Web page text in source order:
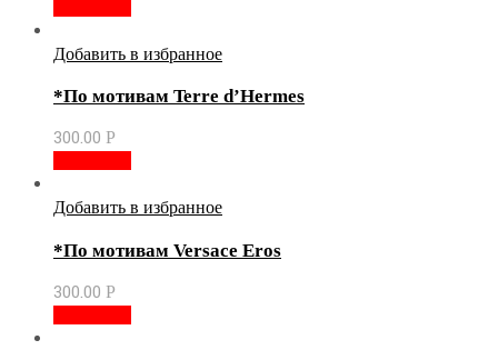
Добавить в избранное
*По мотивам Terre d’Hermes
300.00 Р
Добавить в избранное
*По мотивам Versace Eros
300.00 Р